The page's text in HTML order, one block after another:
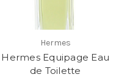
Hermes
Hermes Equipage Eau
de Toilette